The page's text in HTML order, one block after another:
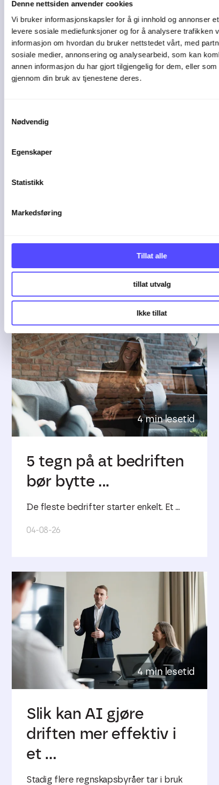
Denne nettsiden anvender cookies
Vi bruker informasjonskapsler for å gi innhold og annonser
levere sosiale mediefunksjoner og for å analysere trafikken
informasjon om hvordan du bruker nettstedet vårt, med
sosiale medier, annonsering og analysearbeid, som kan
annen informasjon du har gjort tilgjengelig for dem, eller
gjennom din bruk av tjenestene deres.
Nødvendig
Egenskaper
Statistikk
Markedsføring
Tillat alle
tillat utvalg
Ikke tillat
Les videre
kapasitet, frister ...
God oppdragsstyring handler om mer
4 min lesetid
5 tegn på at bedriften
bør bytte ...
De fleste bedrifter starter enkelt. Et ...
04-08-26
4 min lesetid
Slik kan AI gjøre
driften mer effektiv i
et ...
Stadig flere regnskapsbyråer tar i bruk